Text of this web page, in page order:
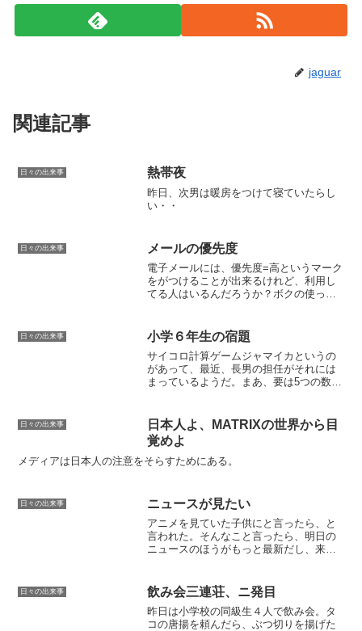
jaguar
関連記事
日々の出来事 熱帯夜
昨日、次男は暖房をつけて寝ていたらし
い・・
日々の出来事 メールの優先度
電子メールには、優先度=高というマーク
をがつけることが出来るけれど、利用し
てる人はいるんだろうか？ボクの使って
わずゴミ箱だな。なんか、「ボクはスパ
ムメールだよ。えへへ・...
日々の出来事 小学６年生の宿題
サイコロ計算ゲームジャマイカというの
があって、最近、長男の担任がそれには
まっているようだ。まあ、要は5つの数字
(5×4)+(5×4)+35,5,4,4,3 ⇒...
日々の出来事
日本人よ、MATRIXの世界から目
覚めよ
メディアは日本人の注意をそらすためにある。
日々の出来事 ニュースが見たい
アニメを見ていた子供にと言ったら、と
言われた。そんなこと言ったら、明日の
ニュースのほうがもっと最新だし、来週
ないか。
日々の出来事 飲み会三連荘、ニ発目
昨日は小学校の同級生４人で飲み会。タ
コの唐揚を頼んだら、ぶつ切りを揚げた